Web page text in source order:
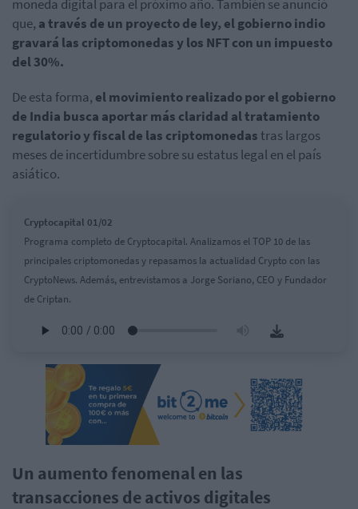
moneda digital para el próximo año. También se anunció
que, a través de un proyecto de ley, el gobierno indio
gravará las criptomonedas y los NFT con un impuesto
del 30%.
De esta forma, el movimiento realizado por el gobierno
de India busca aportar más claridad al tratamiento
regulatorio y fiscal de las criptomonedastras largos
meses de incertidumbre sobre su estatus legal en el país
asiático.
Cryptocapital 01/02
Programa completo de Cryptocapital. Analizamos el TOP 10 de las
principales criptomonedas y repasamos la actualidad Crypto con las
CryptoNews. Además, entrevistamos a Jorge Soriano, CEO y Fundador
de Criptan.
Un aumento fenomenal en las
transacciones de activos digitales